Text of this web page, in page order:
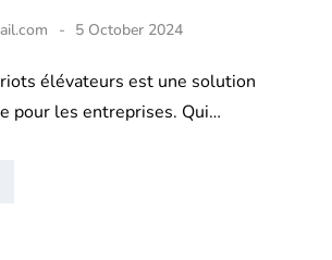
5 October 2024
élévateurs est une solution
pour les entreprises. Qui…